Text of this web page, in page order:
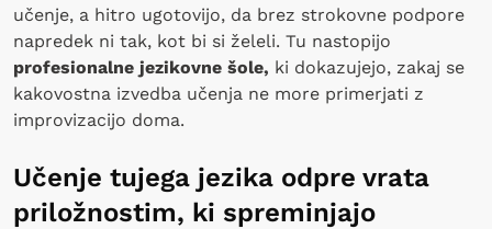
učenje, a hitro ugotovijo, da brez strokovne podpore
napredek ni tak, kot bi si želeli. Tu nastopijo
profesionalne jezikovne šole, ki dokazujejo, zakaj se
kakovostna izvedba učenja ne more primerjati z
improvizacijo doma.
Učenje tujega jezika odpre vrata
priložnostim, ki spreminjajo